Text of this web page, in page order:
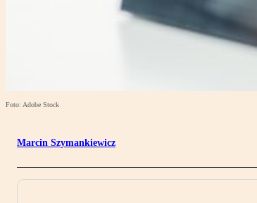
Foto: Adobe Stock
Marcin Szymankiewicz